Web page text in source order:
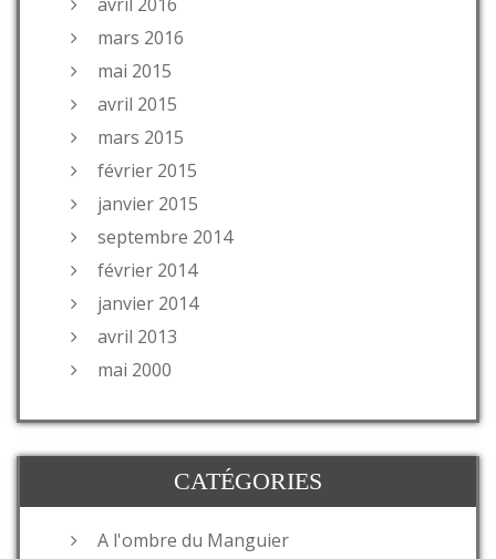
mars 2016
mai 2015
avril 2015
mars 2015
février 2015
janvier 2015
septembre 2014
février 2014
janvier 2014
avril 2013
mai 2000
CATÉGORIES
A l'ombre du Manguier